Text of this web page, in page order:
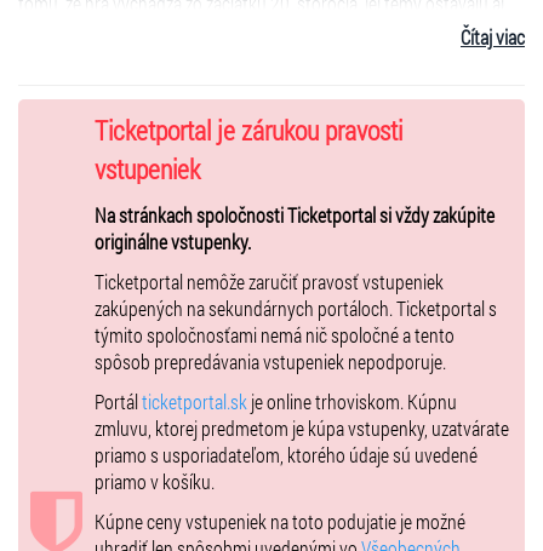
Obsadenie: 15.11. 19:00 (piatok)
Medlen: Igor Juriga
Mefisto: Ján Hnátek
Katka: Katarína Bellayová
Joža / Policajt 1 : Vladimír Ružička
Felina: Martina Ružičková
Štela / Policajt 2: Peter Volek
Hedviga: Katarína Pálenyiková
Gizela: Liliana Pálenyiková
Obsadenie: 16.11. 16:00 (sobota)
Medlen: Jozef Kurc
Mefisto: Ján Hnátek
Katka: Martina Čárska
Joža / Policajt 1: Vladimír Ružička
Felina: Martina Ružičková
Čítaj viac
Ticketportal je zárukou pravosti
vstupeniek
Na stránkach spoločnosti Ticketportal si vždy zakúpite
originálne vstupenky.
Ticketportal nemôže zaručiť pravosť vstupeniek
zakúpených na sekundárnych portáloch. Ticketportal s
týmito spoločnosťami nemá nič spoločné a tento
spôsob prepredávania vstupeniek nepodporuje.
Portálticketportal.skje online trhoviskom. Kúpnu
zmluvu, ktorej predmetom je kúpa vstupenky, uzatvárate
priamo s usporiadateľom, ktorého údaje sú uvedené
priamo v košíku.
Kúpne ceny vstupeniek na toto podujatie je možné